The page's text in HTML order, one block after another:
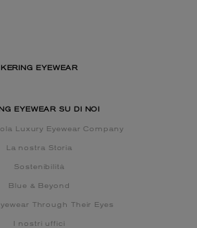
KERING EYEWEAR
EYEWEAR SU DI NOI
Luxury Eyewear Company
La nostra Storia
Sostenibilità
Blue & Beyond
Through Their Eyes
I nostri uffici